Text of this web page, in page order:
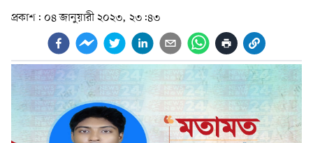
প্রকাশ: ০৪ জানুয়ারী ২০২৩, ২৩:৪৩